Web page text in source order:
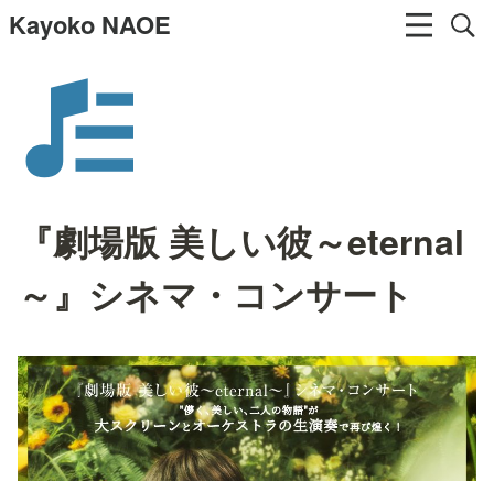
Kayoko NAOE
『劇場版 美しい彼～eternal
～』シネマ・コンサート